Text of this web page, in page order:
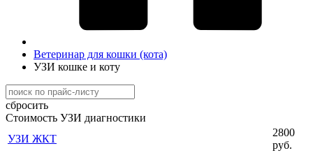
Ветеринар для кошки (кота)
УЗИ кошке и коту
сбросить
Стоимость УЗИ диагностики
УЗИ ЖКТ
2800
руб.